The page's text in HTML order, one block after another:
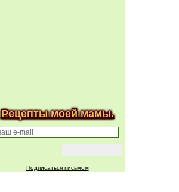
Рецепты моей мамы.
Подписаться письмом